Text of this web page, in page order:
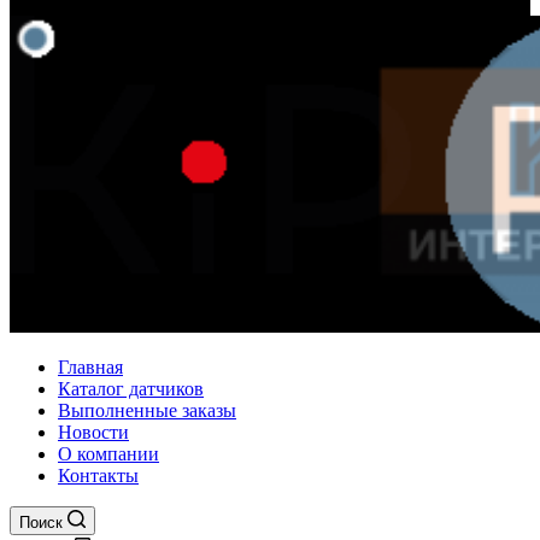
Главная
Каталог датчиков
Выполненные заказы
Новости
О компании
Контакты
Поиск